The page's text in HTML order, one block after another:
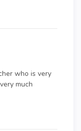
who is very
much